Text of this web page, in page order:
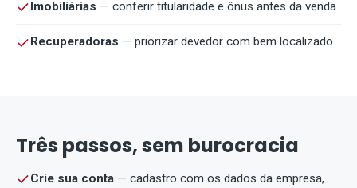
Imobiliárias — conferir titularidade e ônus antes da venda
Recuperadoras — priorizar devedor com bem localizado
Três passos, sem burocracia
Crie sua conta — cadastro com os dados da empresa,